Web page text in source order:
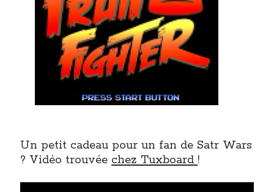
Un petit cadeau pour un fan de Satr Wars
? Vidéo trouvée chez Tuxboard !